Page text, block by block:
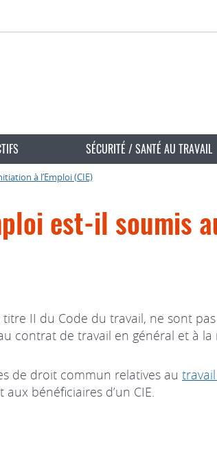
SÉCURITÉ / SANTÉ AU TRAVAIL
à l’Emploi (CIE)
est-il soumis
II du Code du travail, ne sont
contrat de travail en général et à
de droit commun relatives au
aux bénéficiaires d’un CIE.